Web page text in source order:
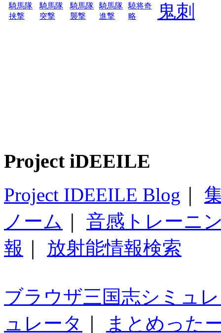
騎馬隊
挟撃
騎馬隊
突撃
騎馬隊
襲撃
騎馬隊
進撃
驍将奇
略
鬼刺
Project iDEEILE
Project IDEEILE Blog
ノーム
音感トレーニ
報
放射能情報検索
ブラウザ三国志シミュ
ュレータ
まとめった